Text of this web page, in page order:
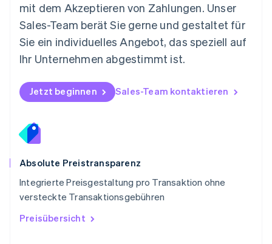
mit dem Akzeptieren von Zahlungen. Unser
Sales-Team berät Sie gerne und gestaltet für
Sie ein individuelles Angebot, das speziell auf
Ihr Unternehmen abgestimmt ist.
Jetzt beginnen Sales-Team kontaktieren
Absolute Preistransparenz
Integrierte Preisgestaltung pro Transaktion ohne
versteckte Transaktionsgebühren
Preisübersicht
Polen
English
Portugal
Português English
Rumänien
Schweden
Svenska English
Deutsch
Singapur
English
Slowakei
Slowenien
EnglishItaliano
Sonderverwaltungsregion Hongkong,